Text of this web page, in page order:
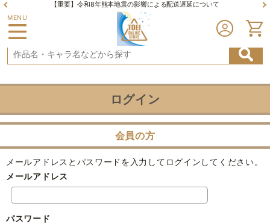
【重要】令和8年熊本地震の影響による配送遅延について
MENU
ログイン
会員の方
メールアドレスとパスワードを入力してログインしてください。
メールアドレス
パスワード